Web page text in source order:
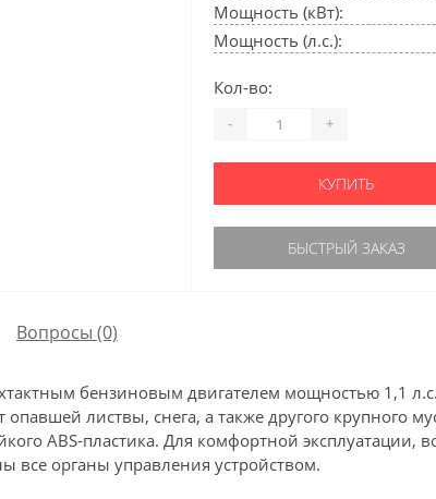
Мощность (кВт):
Мощность (л.с.):
Кол-во:
- +
КУПИТЬ
БЫСТРЫЙ ЗАКАЗ
Вопросы (0)
бензиновым двигателем мощностью 1,1
листвы, снега, а также другого крупного
ABS-пластика. Для комфортной эксплуатации,
все органы управления устройством.